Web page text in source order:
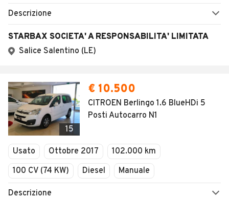
Descrizione
STARBAX SOCIETA' A RESPONSABILITA' LIMITATA
Salice Salentino (LE)
15
€ 10.500
CITROEN Berlingo 1.6 BlueHDi 5
Posti Autocarro N1
Usato Ottobre 2017
102.000 km
100 CV (74 KW)
Diesel Manuale
Descrizione